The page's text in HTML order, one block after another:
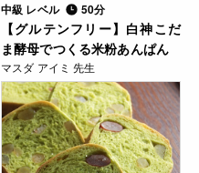
中級 レベル 50分
【グルテンフリー】白神こだ
ま酵母でつくる米粉あんぱん
マスダ アイミ 先生